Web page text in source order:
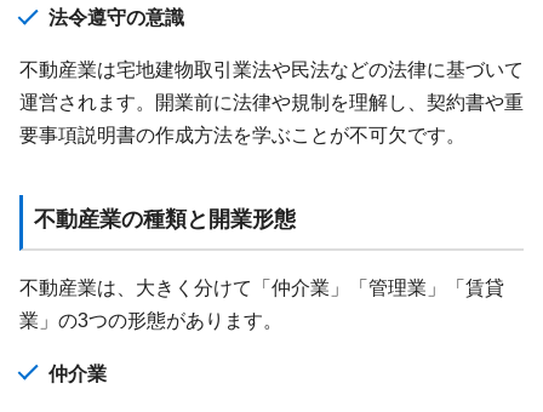
法令遵守の意識
不動産業は宅地建物取引業法や民法などの法律に基づいて
運営されます。開業前に法律や規制を理解し、契約書や重
要事項説明書の作成方法を学ぶことが不可欠です。
不動産業の種類と開業形態
不動産業は、大きく分けて「仲介業」「管理業」「賃貸
業」の3つの形態があります。
仲介業